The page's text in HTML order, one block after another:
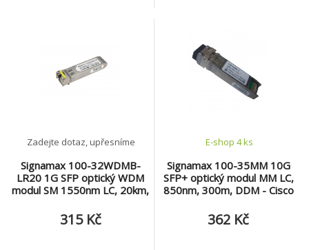
LR20 je 1G SFP optický
WDM modul s konektorem
LC pro Singlemode kabel na
levné řešení pro snadné
propojení dvou síťových
aktivních prvků switch/router
rychlostí 10Gbps bez
nutnosti pořízení SFP+
Signamax 100-32WDMB-
LR20 1G SFP optický WDM
modul SM 1550nm LC, 20km,
Zadejte dotaz, upřesníme
315 Kč
Signamax 100-35MM 10G
SFP+ optický modul MM LC,
850nm, 300m, DDM - Cisco
E-shop 4 ks
362 Kč